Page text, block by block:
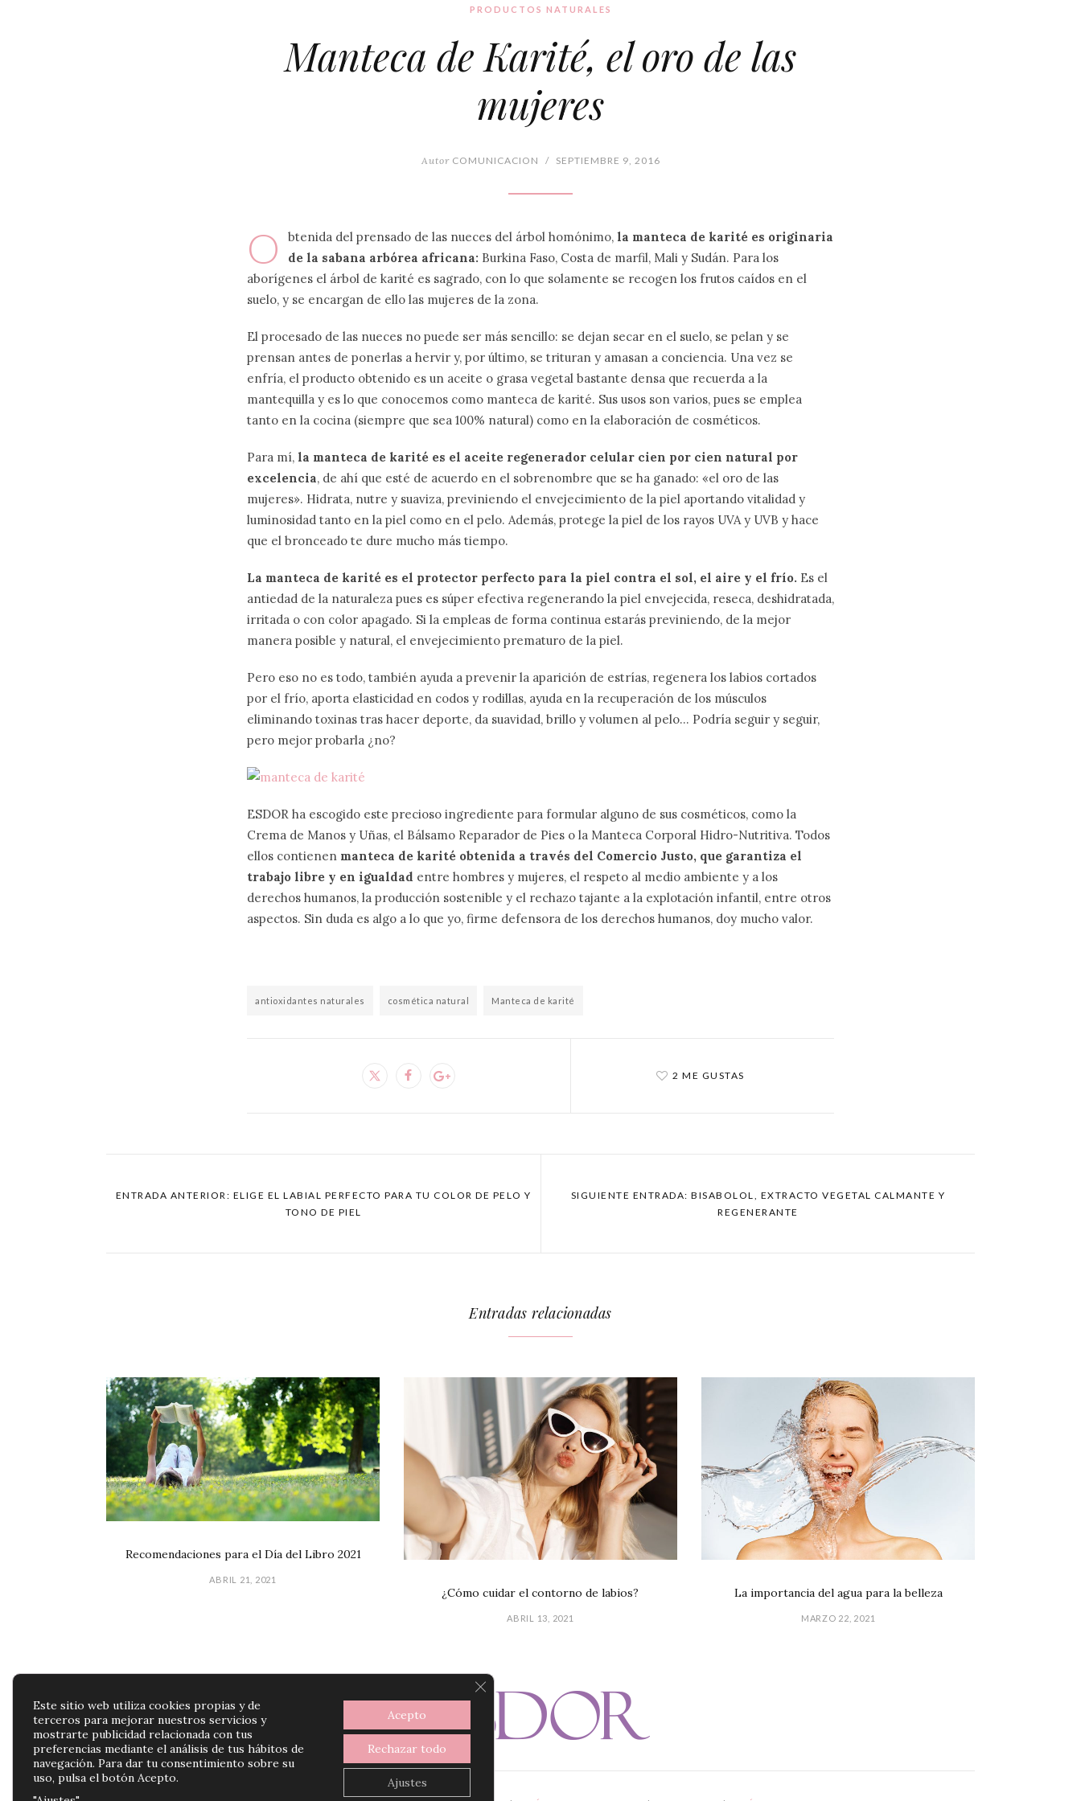
PRODUCTOS NATURALES
Manteca de Karité, el oro de las
mujeres
AutorCOMUNICACION / SEPTIEMBRE 9, 2016
O btenida del prensado de las nueces del árbol homónimo, la manteca de karité es originaria
de la sabana arbórea africana: Burkina Faso, Costa de marfil, Mali y Sudán. Para los
aborígenes el árbol de karité es sagrado, con lo que solamente se recogen los frutos caídos en el
suelo, y se encargan de ello las mujeres de la zona.
El procesado de las nueces no puede ser más sencillo: se dejan secar en el suelo, se pelan y se
prensan antes de ponerlas a hervir y, por último, se trituran y amasan a conciencia. Una vez se
enfría, el producto obtenido es un aceite o grasa vegetal bastante densa que recuerda a la
mantequilla y es lo que conocemos como manteca de karité. Sus usos son varios, pues se emplea
tanto en la cocina (siempre que sea 100% natural) como en la elaboración de cosméticos.
Para mí, la manteca de karité es el aceite regenerador celular cien por cien natural por
excelencia, de ahí que esté de acuerdo en el sobrenombre que se ha ganado: «el oro de las
mujeres». Hidrata, nutre y suaviza, previniendo el envejecimiento de la piel aportando vitalidad y
luminosidad tanto en la piel como en el pelo. Además, protege la piel de los rayos UVA y UVB y hace
que el bronceado te dure mucho más tiempo.
La manteca de karité es el protector perfecto para la piel contra el sol, el aire y el frío. Es el
antiedad de la naturaleza pues es súper efectiva regenerando la piel envejecida, reseca, deshidratada,
irritada o con color apagado. Si la empleas de forma continua estarás previniendo, de la mejor
manera posible y natural, el envejecimiento prematuro de la piel.
Pero eso no es todo, también ayuda a prevenir la aparición de estrías, regenera los labios cortados
por el frío, aporta elasticidad en codos y rodillas, ayuda en la recuperación de los músculos
eliminando toxinas tras hacer deporte, da suavidad, brillo y volumen al pelo… Podría seguir y seguir,
pero mejor probarla ¿no?
ESDOR ha escogido este precioso ingrediente para formular alguno de sus cosméticos, como la
Crema de Manos y Uñas, el Bálsamo Reparador de Pies o la Manteca Corporal Hidro-Nutritiva. Todos
ellos contienen manteca de karité obtenida a través del Comercio Justo, que garantiza el
trabajo libre y en igualdad entre hombres y mujeres, el respeto al medio ambiente y a los
derechos humanos, la producción sostenible y el rechazo tajante a la explotación infantil, entre otros
aspectos. Sin duda es algo a lo que yo, firme defensora de los derechos humanos, doy mucho valor.
antioxidantes naturales cosmética natural Manteca de karité
2 ME GUSTAS
ENTRADA ANTERIOR: ELIGE EL LABIAL PERFECTO PARA TU COLOR DE PELO Y
TONO DE PIEL
SIGUIENTE ENTRADA: BISABOLOL, EXTRACTO VEGETAL CALMANTE Y
REGENERANTE
Entradas relacionadas
Recomendaciones para el Día del Libro 2021
ABRIL 21, 2021
¿Cómo cuidar el contorno de labios?
ABRIL 13, 2021
La importancia del agua para la belleza
MARZO 22, 2021
Este sitio web utiliza cookies propias y de
terceros para mejorar nuestros servicios y
mostrarte publicidad relacionada con tus
preferencias mediante el análisis de tus hábitos de
navegación. Para dar tu consentimiento sobre su
uso, pulsa el botón Acepto.
Acepto
Rechazar todo
Ajustes
CERRAR EL BANNER DE COOKIES RGPD